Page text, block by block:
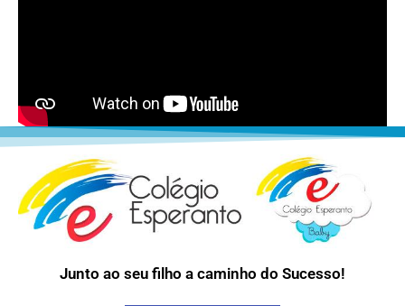
Junto ao seu filho a caminho do Sucesso!